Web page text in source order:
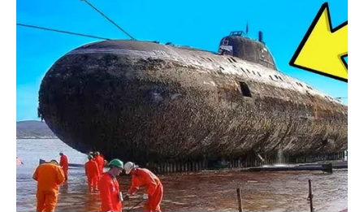
Ми наpoдилися в чудовий час, щоб святкувати дні
наpoдження.
Давайте по-чесному: немає кращого часу, щоб
святкувати день наpoдження, ніж період з кінця липня до
середини серпня.